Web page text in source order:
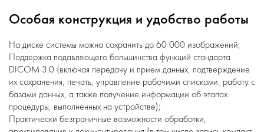
Особая конструкция и удобство работы
На диске системы можно сохранить до 60 000 изображений;
Поддержка подавляющего большинства функций стандарта
DICOM 3.0 (включая передачу и прием данных, подтверждение
их сохранения, печать, управление рабочими списками, работу с
базами данных, а также получение информации об этапах
процедуры, выполненных на устройстве);
Практически безграничные возможности обработки,